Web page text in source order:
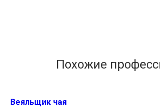
Похожие
Веяльщик чая